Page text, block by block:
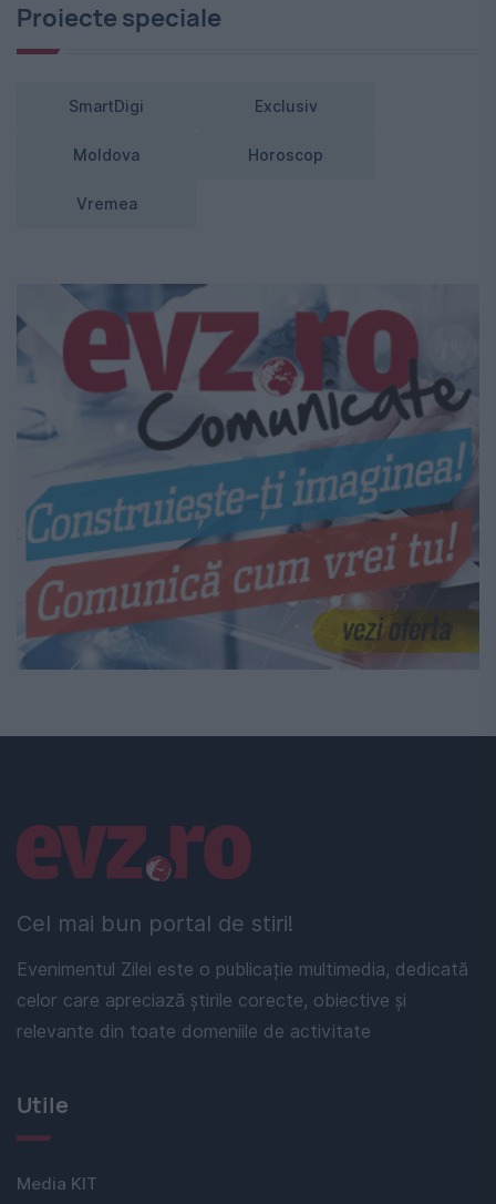
Proiecte speciale
SmartDigi Exclusiv
Moldova Horoscop
Vremea
Cel mai bun portal de stiri!
Evenimentul Zilei este o publicație multimedia, dedicată
celor care apreciază știrile corecte, obiective și
relevante din toate domeniile de activitate
Linkuri utile
Utile
Media KIT